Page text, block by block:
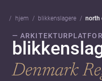
hjem blikkenslagere north
—
Denmark